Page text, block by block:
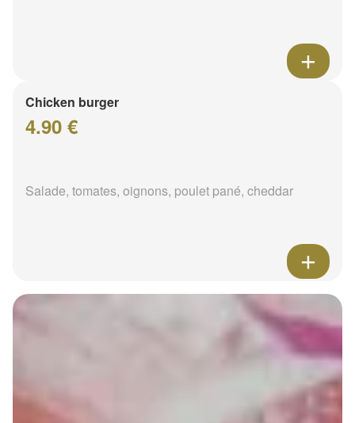
Chicken burger
4.90 €
Salade, tomates, oignons, poulet pané, cheddar